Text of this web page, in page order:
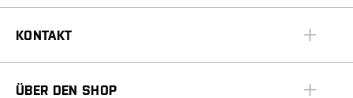
KONTAKT
ÜBER DEN SHOP